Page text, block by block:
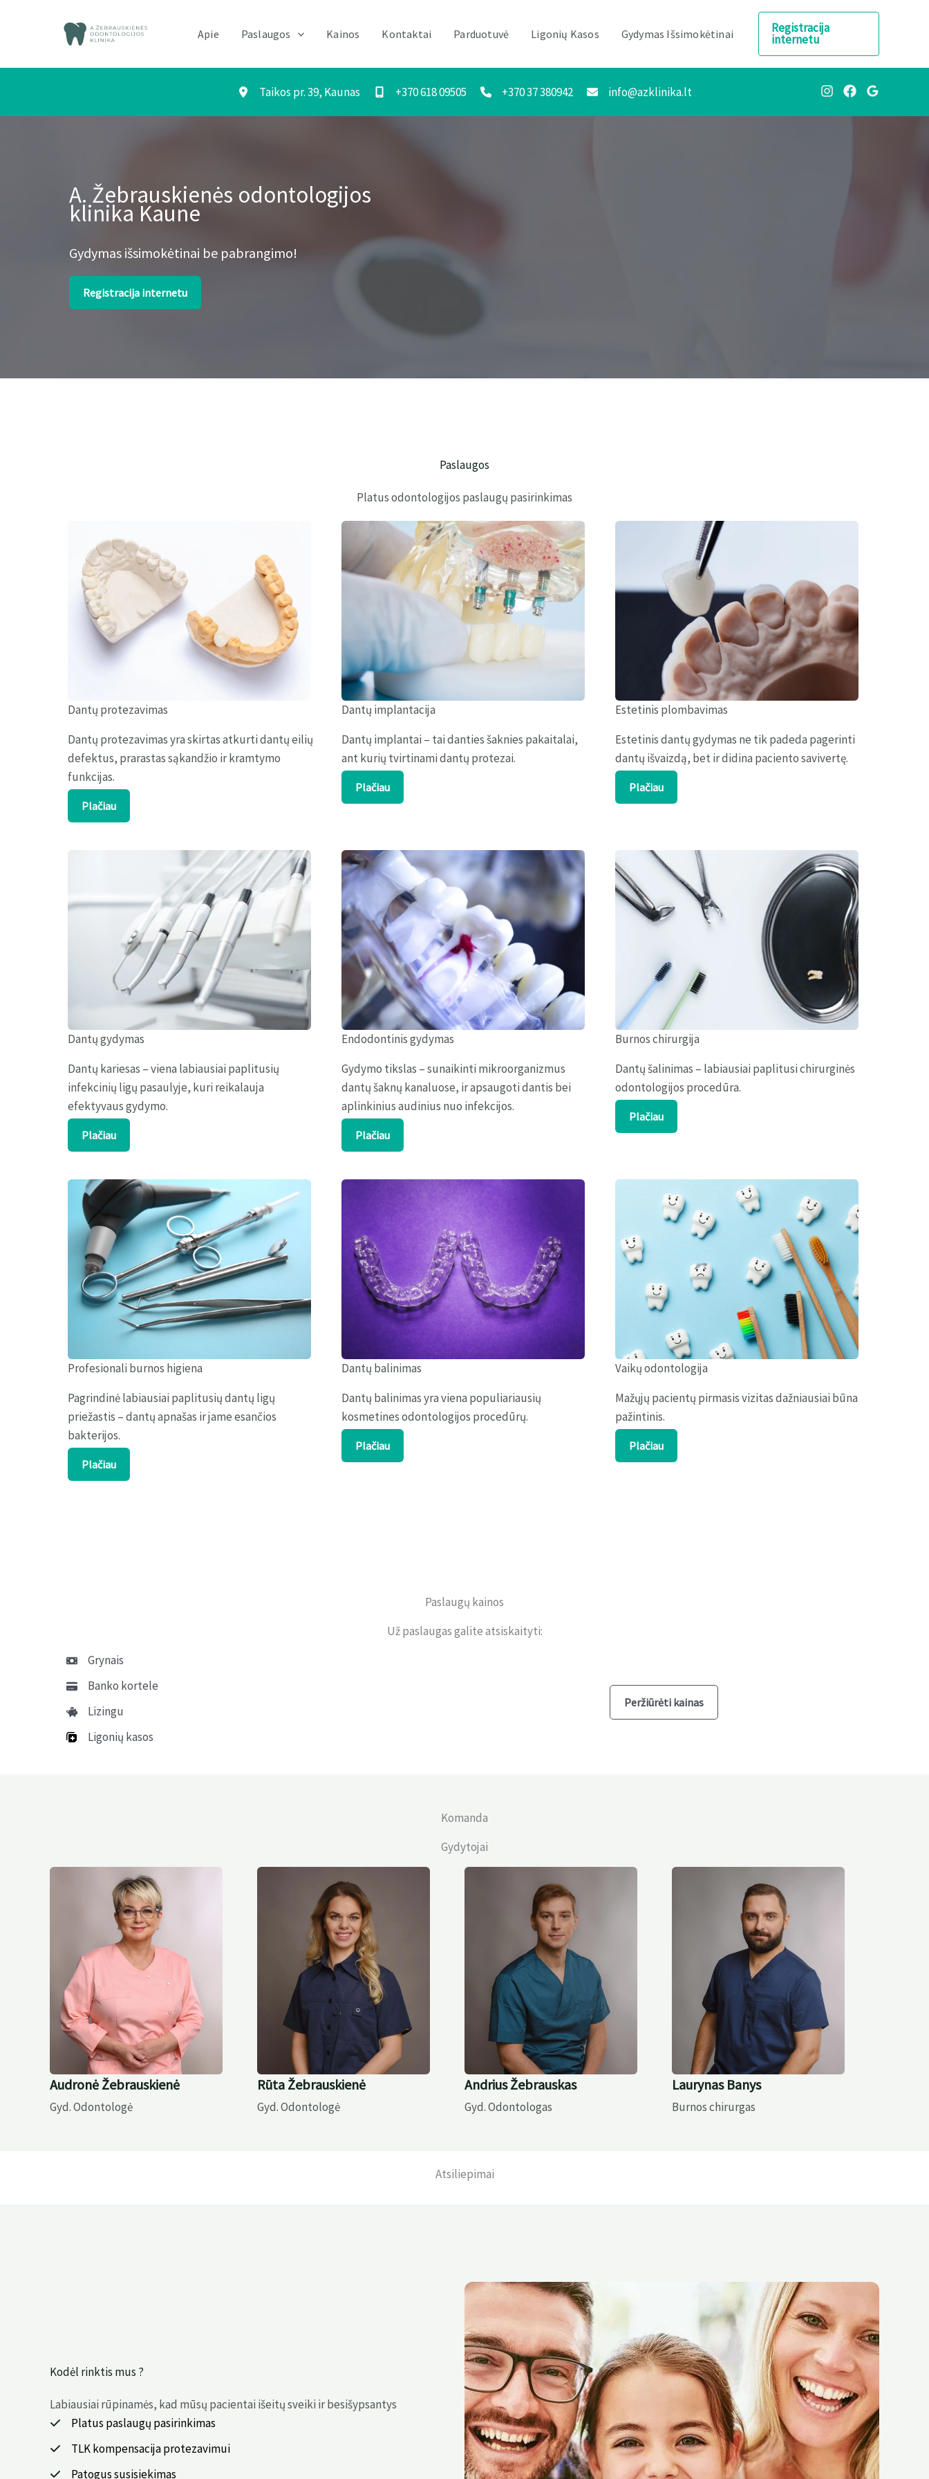
Apie Paslaugos Kainos Kontaktai Parduotuvė Ligonių Kasos Gydymas Išsimokėtinai Registracija
internetu
Taikos pr. 39, Kaunas +370 618 09505 +370 37 380942 info@azklinika.lt
A. Žebrauskienės odontologijos
klinika Kaune
Gydymas išsimokėtinai be pabrangimo!
Registracija internetu
Paslaugos
Platus odontologijos paslaugų pasirinkimas
Dantų protezavimas
Dantų protezavimas yra skirtas atkurti dantų eilių
defektus, prarastas sąkandžio ir kramtymo
funkcijas.
Plačiau
Dantų implantacija
Dantų implantai – tai danties šaknies pakaitalai,
ant kurių tvirtinami dantų protezai.
Plačiau
Estetinis plombavimas
Estetinis dantų gydymas ne tik padeda pagerinti
dantų išvaizdą, bet ir didina paciento savivertę.
Plačiau
Dantų gydymas
Dantų kariesas – viena labiausiai paplitusių
infekcinių ligų pasaulyje, kuri reikalauja
efektyvaus gydymo.
Plačiau
Endodontinis gydymas
Gydymo tikslas – sunaikinti mikroorganizmus
dantų šaknų kanaluose, ir apsaugoti dantis bei
aplinkinius audinius nuo infekcijos.
Plačiau
Burnos chirurgija
Dantų šalinimas – labiausiai paplitusi chirurginės
odontologijos procedūra.
Plačiau
Profesionali burnos higiena
Pagrindinė labiausiai paplitusių dantų ligų
priežastis – dantų apnašas ir jame esančios
bakterijos.
Plačiau
Dantų balinimas
Dantų balinimas yra viena populiariausių
kosmetines odontologijos procedūrų.
Plačiau
Vaikų odontologija
Mažųjų pacientų pirmasis vizitas dažniausiai būna
pažintinis.
Plačiau
Paslaugų kainos
Už paslaugas galite atsiskaityti:
Grynais
Banko kortele
Lizingu
Ligonių kasos
Peržiūrėti kainas
Komanda
Gydytojai
Audronė Žebrauskienė
Gyd. Odontologė
Rūta Žebrauskienė
Gyd. Odontologė
Andrius Žebrauskas
Gyd. Odontologas
Laurynas Banys
Burnos chirurgas
Atsiliepimai
Kodėl rinktis mus ?
Labiausiai rūpinamės, kad mūsų pacientai išeitų sveiki ir besišypsantys
Platus paslaugų pasirinkimas
TLK kompensacija protezavimui
Patogus susisiekimas